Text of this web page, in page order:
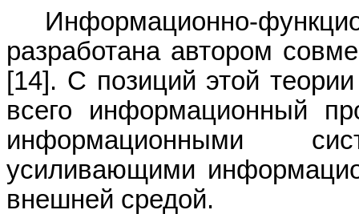
Информационно-
разработана автором
[14]. С позиций этой
всего информационный
информационными
усиливающими
внешней средой.